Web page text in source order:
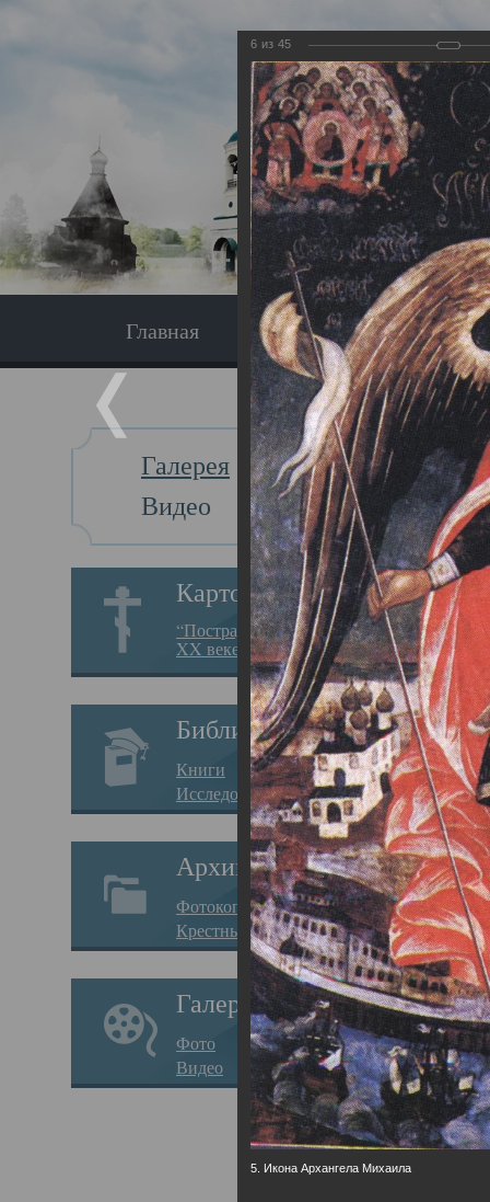
Главная Экскурсия
Галерея
Видео
Картотека
“Пострадавшие за веру в
XX веке на Севере”
Библиотека
Книги
Исследования
Архив
Фотокопии дел
Крестные ходы
Галерея
Фото
Видео
Главная
6 из 45
5. Икона Архангела Михаила